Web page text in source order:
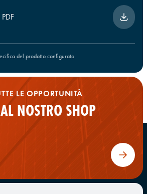
PDF
del prodotto configurato
LE OPPORTUNITÀ
NOSTRO SHOP